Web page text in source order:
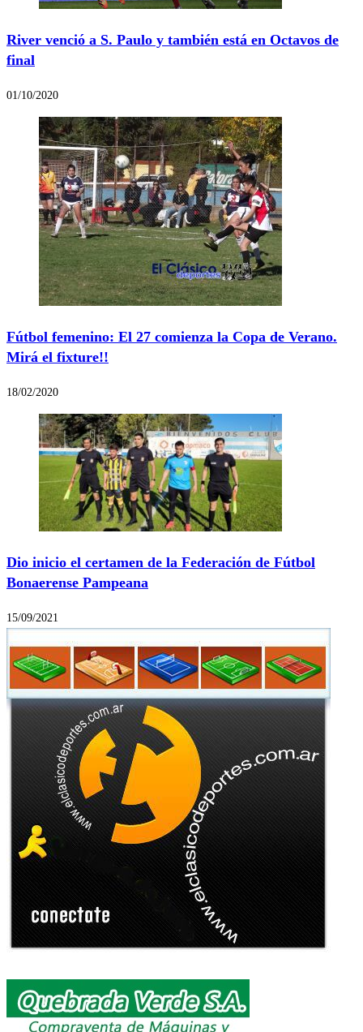
River venció a S. Paulo y también está en Octavos de
final
01/10/2020
Fútbol femenino: El 27 comienza la Copa de Verano.
Mirá el fixture!!
18/02/2020
Dio inicio el certamen de la Federación de Fútbol
Bonaerense Pampeana
15/09/2021